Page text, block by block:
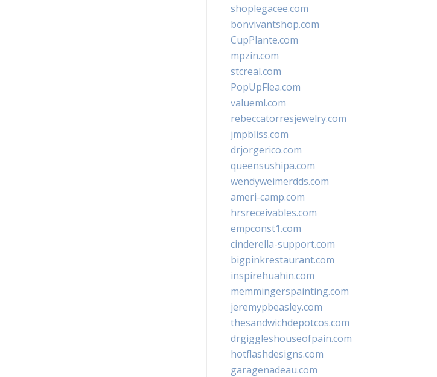
shoplegacee.com
bonvivantshop.com
CupPlante.com
mpzin.com
stcreal.com
PopUpFlea.com
valueml.com
rebeccatorresjewelry.com
jmpbliss.com
drjorgerico.com
queensushipa.com
wendyweimerdds.com
ameri-camp.com
hrsreceivables.com
empconst1.com
cinderella-support.com
bigpinkrestaurant.com
inspirehuahin.com
memmingerspainting.com
jeremypbeasley.com
thesandwichdepotcos.com
drgiggleshouseofpain.com
hotflashdesigns.com
garagenadeau.com